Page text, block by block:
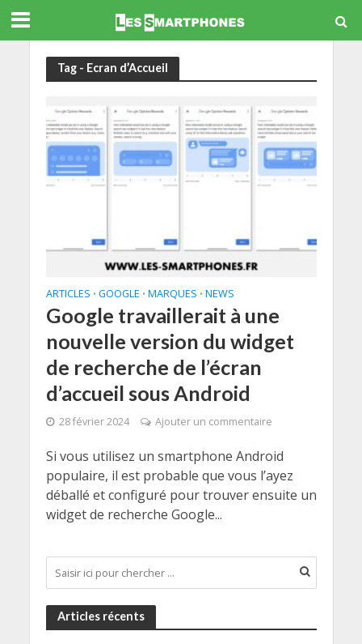
Tag - Ecran d’Accueil
ARTICLES • GOOGLE • MARQUES • NEWS
Google travaillerait à une
nouvelle version du widget
de recherche de l’écran
d’accueil sous Android
28 février 2024 Ajouter un commentaire
Si vous utilisez un smartphone Android
populaire, il est probable que vous l’ayez
déballé et configuré pour trouver ensuite un
widget de recherche Google...
Articles récents